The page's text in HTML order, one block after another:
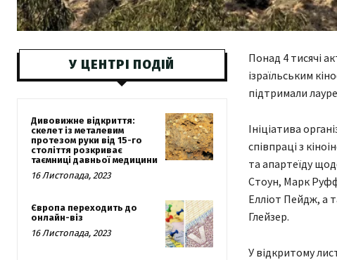
У ЦЕНТРІ ПОДІЙ
Дивовижне відкриття:
скелет із металевим
протезом руки від 15-го
століття розкриває
таємниці давньої медицини
16 Листопада, 2023
Європа переходить до
онлайн-віз
16 Листопада, 2023
Понад 4 тисячі
ізраїльським
підтримали
Ініціатива
співпраці з
та апартеїду
Стоун, Марк
Елліот Пейдж, а
Глейзер.
У відкритому